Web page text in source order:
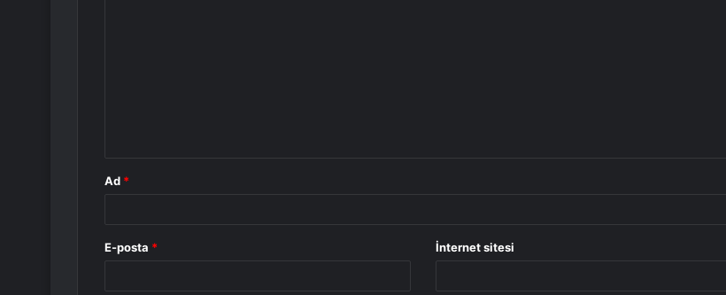
Ad *
E-posta * İnternet sitesi